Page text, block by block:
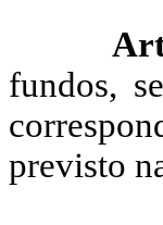
fundos,
previsto